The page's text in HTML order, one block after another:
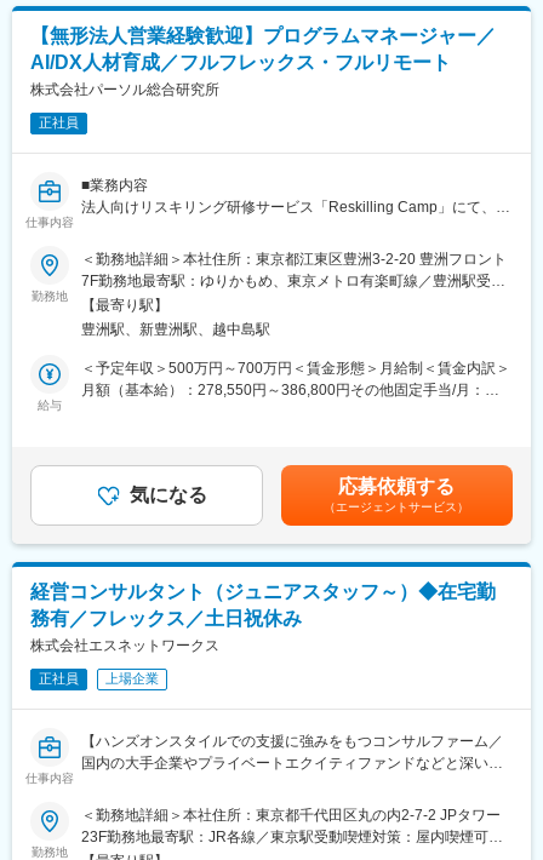
を実施。仕事とプライベートともに充実させ、生産性向上を生む
ツール共有・活用を奨励する等の意識向上に繋がっています。
変更の範囲：会社の定める業務
・データ処理フローの実装
※アジャイル型開発のため、クライアントの業務改善を継続的に実
現するべく仕組みの改善提案・構築・運用をシームレスに行いま
■プロジェクトの特徴：
システム刷新など幅広く開発を担っています。特に直近では、大
企業で長く使われてきた巨大なシステムを対象とし、最新技術や
を刷新する「レガシーモダナイゼーション」案件が増加傾向で
す。対象が重厚なシステムであろうと『データ』を切り口にシス
テムを手に入れるアプローチが可能であること、またDX推進とデ
ータ活用を重視するクライアントニーズを背景に、案件の依頼が
■豊富なキャリアパス：
■ポジションの特徴：
・最新技術を用いる機会が多く、また幅広い案件に携わることが
できるため、自身の知識やスキルの幅を広げることが可能です
・取組み自体がチャレンジングなため、職階に関わらず新しいア
イデアの提案が求められる場面も多く、裁量を持って業務に取り
組めます
・クライアント折衝の機会が多く、エンドユーザーの顔が見える
環境で業務に従事できます
【無形法人営業経験歓迎】プログラムマネージャー／
AI/DX人材育成／フルフレックス・フルリモート
株式会社パーソル総合研究所
正社員
仕事内容
■業務内容
法人向けリスキリング研修サービス「Reskilling Camp」にて、顧
ー（PgM） を募集します。本ポジションは、研修運営担当ではな
く、顧客の“成功の定義”を共に設計し、プロジェクトをリードする
役割です。
具体的には…
・法人顧客との合意形成をリードし、プログラムの成功指標を設
計・言語化
・プログラム全体のプロジェクトマネジメント（計画立案、進行
の伴走支援
・学習成果を実務に接続するための改善提案や追加施策の提案
・サービスの標準化や仕組み化に関与し、事業の成長フェーズを
事となり、顧客の組織変化・受講生変化を手触り感もって支援で
きることがやりがいです。
※主要な顧客層はエンタープライズ～中堅企業が中心です
■リスキリング事業の意義
「Reskilling Camp」は"リスキリング"をテーマとした事業です。
習得することを指します。
テクノロジーやAIの進化により、業種・業態を問わず、多くの企
性に直面しています。しかし、DX・AXを推進するためのIT・デジ
タル人材を外部から確保するのは容易ではありません。実際に、
勤務地
＜勤務地詳細＞本社住所：東京都江東区豊洲3-2-20 豊洲フロント
7F勤務地最寄駅：ゆりかもめ、東京メトロ有楽町線／豊洲駅受動
喫煙対策：その他（執務室内全面禁煙、ビル内に区切られた喫煙
場所有）変更の範囲：会社の定める事業所（リモートワーク含
【最寄り駅】
豊洲駅、新豊洲駅、越中島駅
給与
＜予定年収＞500万円～700万円＜賃金形態＞月給制＜賃金内訳＞
月額（基本給）：278,550円～386,800円その他固定手当/月：
度）を含め算出しています。※上記年収は想定レンジであり、経
験、能力、前職給与を考慮し上下する場合がございます。最終的
な処遇はオファー時にご提示いたします。賃金はあくまでも目安
の金額であり、選考を通じて上下する可能性があります。月給(月
額)は固定手当を含めた表記です。
気になる 応募依頼する
（エージェントサービス）
経営コンサルタント（ジュニアスタッフ～）◆在宅勤
務有／フレックス／土日祝休み
株式会社エスネットワークス
正社員 上場企業
仕事内容
【ハンズオンスタイルでの支援に強みをもつコンサルファーム／
国内の大手企業やプライベートエクイティファンドなどと深いリ
■業務内容：
ジュニアスタッフからプロジェクトマネージャーのいずれかの立
勤務地
＜勤務地詳細＞本社住所：東京都千代田区丸の内2-7-2 JPタワー
23F勤務地最寄駅：JR各線／東京駅受動喫煙対策：屋内喫煙可能